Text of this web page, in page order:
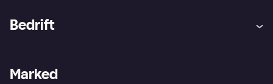
Utforsk butikker
Bedrift
Merchant portal
Marked